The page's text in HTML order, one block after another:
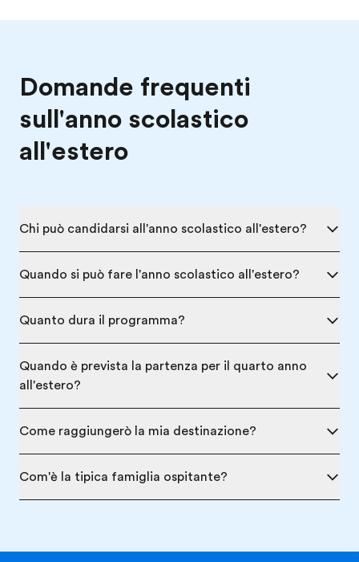
Domande frequenti
sull'anno scolastico
all'estero
Chi può candidarsi all'anno scolastico all'estero?
Quando si può fare l'anno scolastico all'estero?
Quanto dura il programma?
Quando è prevista la partenza per il quarto anno
all'estero?
Come raggiungerò la mia destinazione?
Com'è la tipica famiglia ospitante?